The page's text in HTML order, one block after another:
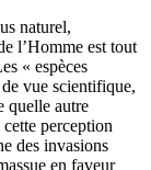
naturel,
l’Homme est tout
« espèces
vue scientifique,
quelle autre
perception
des invasions
en faveur